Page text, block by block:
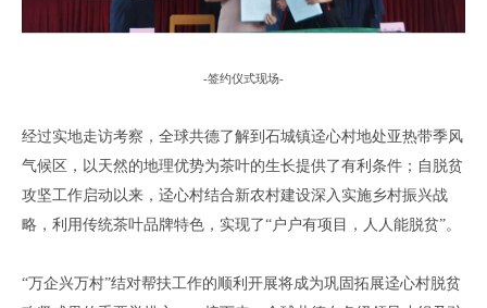
-签约仪式现场-
经过实地走访考察 ， 全球共德了解到 石城镇迳心村地处亚热带季风
气候区， 以天然的地理优势为茶叶的生长提供了有利条件 ； 自脱贫
攻坚工作启动以来 ， 迳心村结合新农村建设深入实施乡村振兴战
略，利用传统茶叶品牌特色，实现了“户户有项目，人人能脱贫”。
“万企兴万村”结对帮扶工作的顺利开展将成为巩固拓展迳心村脱贫